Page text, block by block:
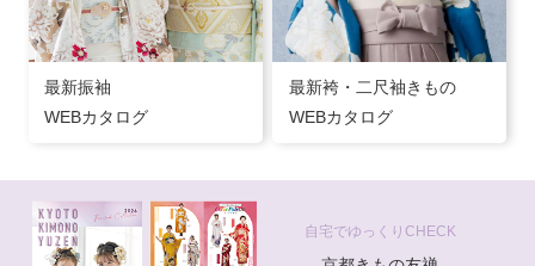
最新振袖
WEBカタログ
最新袴・二尺袖きもの
WEBカタログ
自宅でゆっくりCHECK